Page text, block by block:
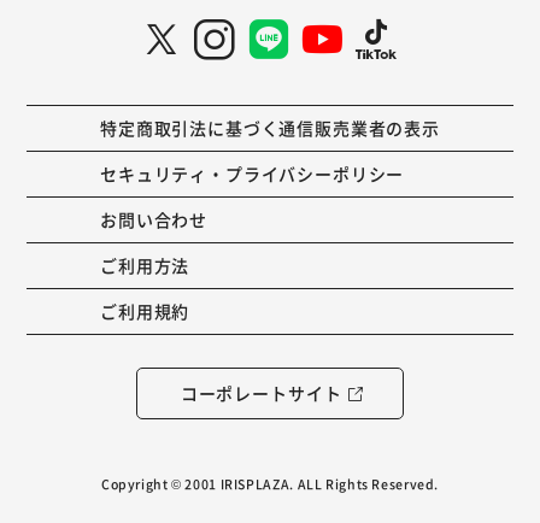
特定商取引法に基づく通信販売業者の表示
セキュリティ・プライバシーポリシー
お問い合わせ
ご利用方法
ご利用規約
コーポレートサイト
Copyright © 2001 IRISPLAZA. ALL Rights Reserved.